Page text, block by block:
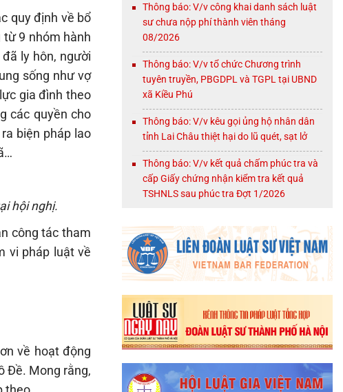
quy định về bổ
từ 9 nhóm hành
ly hôn, người
sống như vợ
gia đình theo
các quyền cho
biện pháp lao
hội nghị.
công tác tham
vi pháp luật về
về hoạt động
Đề. Mong rằng,
Thông báo: V/v công khai danh sách luật
sư chưa nộp phí thành viên tháng
08/2026
Thông báo: V/v tổ chức Chương trình
tuyên truyền, PBGDPL và TGPL tại UBND
xã Kiều Phú
Thông báo: V/v kêu gọi ủng hộ nhân dân
tỉnh Lai Châu thiệt hại do lũ quét, sạt lở
Thông báo: V/v kết quả chấm phúc tra và
cấp Giấy chứng nhận kiểm tra kết quả
TSHNLS sau phúc tra Đợt 1/2026